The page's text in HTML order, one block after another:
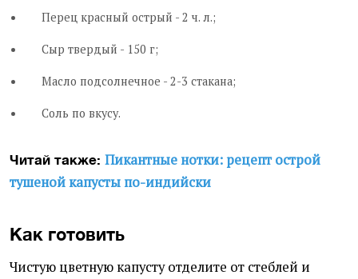
Перец красный острый - 2 ч. л.;
Сыр твердый - 150 г;
Масло подсолнечное - 2-3 стакана;
Соль по вкусу.
Читай также: Пикантные нотки: рецепт острой
тушеной капусты по-индийски
Как готовить
Чистую цветную капусту отделите от стеблей и